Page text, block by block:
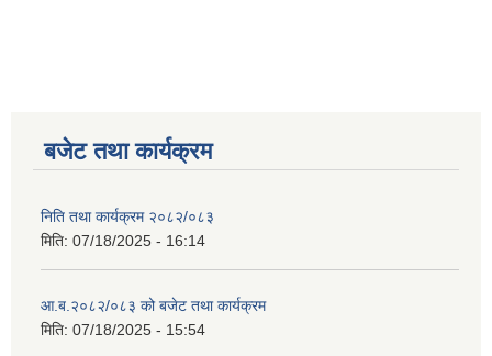
बजेट तथा कार्यक्रम
निति तथा कार्यक्रम २०८२/०८३
मिति: 07/18/2025 - 16:14
आ.ब.२०८२/०८३ को बजेट तथा कार्यक्रम
मिति: 07/18/2025 - 15:54